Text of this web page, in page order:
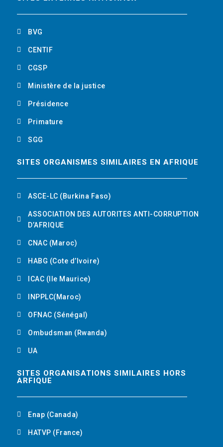
t
u
b
e
BVG
CENTIF
CGSP
Ministère de la justice
Présidence
Primature
SGG
SITES ORGANISMES SIMILAIRES EN AFRIQUE
ASCE-LC (Burkina Faso)
ASSOCIATION DES AUTORITES ANTI-CORRUPTION
D’AFRIQUE
CNAC (Maroc)
HABG (Cote d’Ivoire)
ICAC (Ile Maurice)
INPPLC(Maroc)
OFNAC (Sénégal)
Ombudsman (Rwanda)
UA
SITES ORGANISATIONS SIMILAIRES HORS
ARFIQUE
Enap (Canada)
HATVP (France)